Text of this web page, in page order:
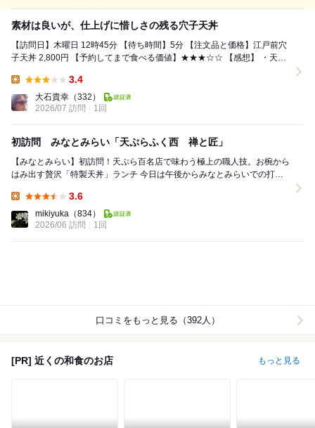
素材は良いが、仕上げに惜しさの残る穴子天丼
【訪問日】木曜日 12時45分 【待ち時間】5分 【注文品と価格】江戸前穴
子天丼 2,800円 【予約してまで食べる価値】★★★☆☆ 【感想】 ・天ぷ
3.4
大石貴幸 （332）
2026/07 訪問
1回
初訪問 みなとみらい「天ぷらふく西 禅と匠」
【みなとみらい】初訪問！天ぷら百名店で味わう極上の職人技。お椀から
はみ出す贅沢「特製天丼」ランチ 今日は午後からみなとみらいでの打ち
3.6
mikiyuka （834）
2026/06 訪問
1回
口コミをもっと見る（392人）
[PR] 近くの和食のお店 もっと見る